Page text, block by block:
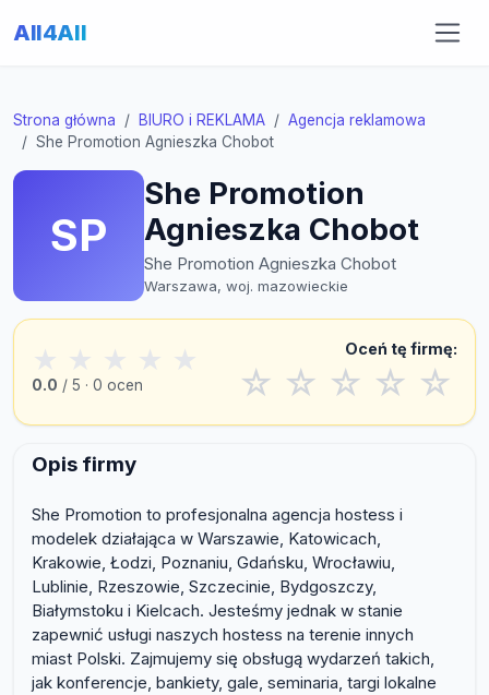
All4All
Strona główna BIURO i REKLAMA
Agencja reklamowa
She Promotion Agnieszka Chobot
SP
She Promotion
Agnieszka Chobot
She Promotion Agnieszka Chobot
Warszawa, woj. mazowieckie
★ ★ ★ ★ ★
0.0 / 5 · 0 ocen
Oceń tę firmę:
☆ ☆ ☆ ☆ ☆
Opis firmy
She Promotion to profesjonalna agencja hostess i
modelek działająca w Warszawie, Katowicach,
Krakowie, Łodzi, Poznaniu, Gdańsku, Wrocławiu,
Lublinie, Rzeszowie, Szczecinie, Bydgoszczy,
Białymstoku i Kielcach. Jesteśmy jednak w stanie
zapewnić usługi naszych hostess na terenie innych
miast Polski. Zajmujemy się obsługą wydarzeń takich,
jak konferencje, bankiety, gale, seminaria, targi lokalne